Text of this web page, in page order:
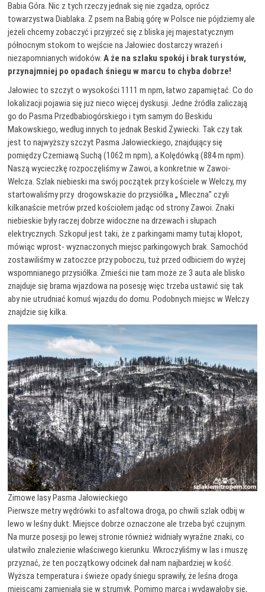
Babia Góra. Nic z tych rzeczy jednak się nie zgadza, oprócz
towarzystwa Diablaka. Z psem na Babią górę w Polsce nie pójdziemy ale
jeżeli chcemy zobaczyć i przyjrzeć się z bliska jej majestatycznym
północnym stokom to wejście na Jałowiec dostarczy wrażeń i
niezapomnianych widoków.A że na szlaku spokój i brak turystów,
przynajmniej po opadach śniegu w marcu to chyba dobrze!
Jałowiec to szczyt o wysokości 1111 m npm, łatwo zapamiętać. Co do
lokalizacji pojawia się już nieco więcej dyskusji. Jedne źródła zaliczają
go do Pasma Przedbabiogórskiego i tym samym do Beskidu
Makowskiego, według innych to jednak Beskid Żywiecki. Tak czy tak
jest to najwyższy szczyt Pasma Jałowieckiego, znajdujący się
pomiędzy Czerniawą Suchą (1062 m npm), a Kolędówką (884 m npm).
Naszą wycieczkę rozpoczęliśmy w Zawoi, a konkretnie w Zawoi-
Wełcza. Szlak niebieski ma swój początek przy kościele w Wełczy, my
startowaliśmy przy drogowskazie do przysiółka „ Mleczna” czyli
kilkanaście metrów przed kościołem jadąc od strony Zawoi. Znaki
niebieskie były raczej dobrze widoczne na drzewach i słupach
elektrycznych. Szkopuł jest taki, że z parkingami mamy tutaj kłopot,
mówiąc wprost- wyznaczonych miejsc parkingowych brak. Samochód
zostawiliśmy w zatoczce przy poboczu, tuż przed odbiciem do wyżej
wspomnianego przysiółka. Zmieści nie tam może ze 3 auta ale blisko
znajduje się brama wjazdowa na posesję więc trzeba ustawić się tak
aby nie utrudniać komuś wjazdu do domu. Podobnych miejsc w Wełczy
znajdzie się kilka.
Zimowe lasy Pasma Jałowieckiego
Pierwsze metry wędrówki to asfaltowa droga, po chwili szlak odbij w
lewo w leśny dukt. Miejsce dobrze oznaczone ale trzeba być czujnym.
Na murze posesji po lewej stronie również widniały wyraźne znaki, co
ułatwiło znalezienie właściwego kierunku. Wkroczyliśmy w las i muszę
przyznać, że ten początkowy odcinek dał nam najbardziej w kość.
Wyższa temperatura i świeże opady śniegu sprawiły, że leśna droga
miejscami zamieniała się w strumyk. Pomimo marca i wydawałoby się,